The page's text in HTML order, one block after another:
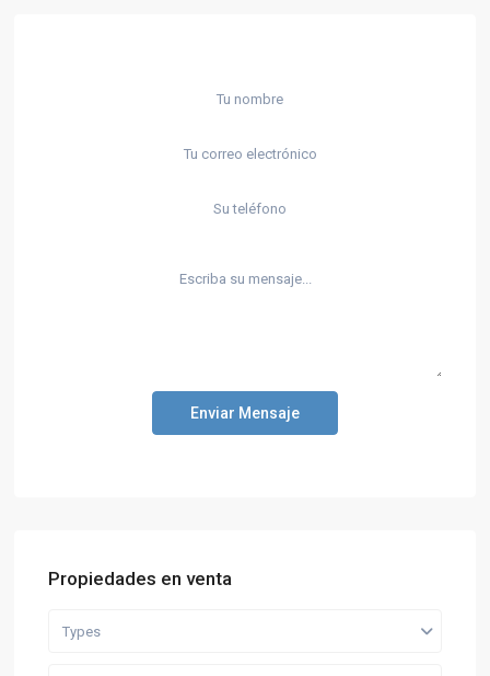
Enviar Mensaje
Propiedades en venta
Types